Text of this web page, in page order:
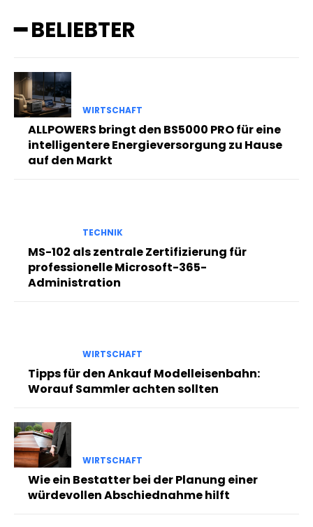
━ BELIEBTER
WIRTSCHAFT
ALLPOWERS bringt den BS5000 PRO für eine
intelligentere Energieversorgung zu Hause
auf den Markt
TECHNIK
MS-102 als zentrale Zertifizierung für
professionelle Microsoft-365-
Administration
WIRTSCHAFT
Tipps für den Ankauf Modelleisenbahn:
Worauf Sammler achten sollten
WIRTSCHAFT
Wie ein Bestatter bei der Planung einer
würdevollen Abschiednahme hilft